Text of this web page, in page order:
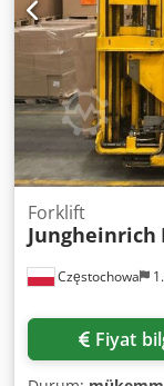
Częstochowa
Forklift
Jungheinrich
Fiyat